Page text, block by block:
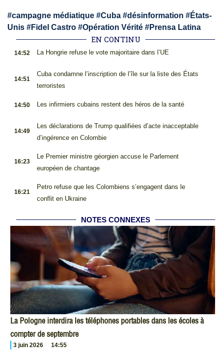
#campagne médiatique #Cuba #désinformation #États-
Unis #Fidel Castro #Opération Vérité #Prensa Latina
EN CONTINU
14:52 La Hongrie refuse le vote majoritaire dans l’UE
14:51
Cuba condamne l’inscription de l’île sur la liste des États
terroristes
14:50 Les infirmiers cubains restent des héros de la santé
14:49
Les déclarations de Trump qualifiées d’acte inacceptable
d’ingérence en Colombie
16:23
Le Premier ministre géorgien accuse le Parlement
européen de chantage
16:21
Petro refuse que les Colombiens s’engagent dans le
conflit en Ukraine
NOTES CONNEXES
La Pologne interdira les téléphones portables dans les écoles à
compter de septembre
3 juin 2026 14:55